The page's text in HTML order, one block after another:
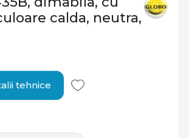
calda, neutra,
tehnice